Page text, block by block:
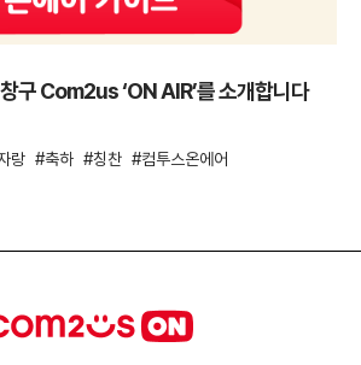
구 Com2us ‘ON AIR’를 소개합니다
랑 축하 칭찬 컴투스온에어